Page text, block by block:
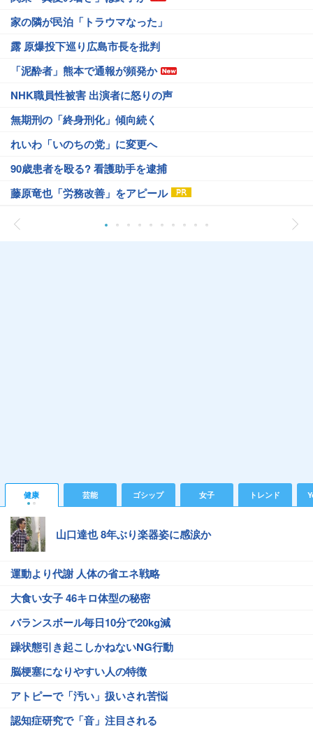
家の隣が民泊「トラウマなった」
露 原爆投下巡り広島市長を批判
「泥酔者」熊本で通報が頻発か
NHK職員性被害 出演者に怒りの声
無期刑の「終身刑化」傾向続く
れいわ「いのちの党」に変更へ
90歳患者を殴る? 看護助手を逮捕
藤原竜也「労務改善」をアピール
健康 芸能 ゴシップ 女子 トレンド
山口達也 8年ぶり楽器姿に感涙か
運動より代謝 人体の省エネ戦略
大食い女子 46キロ体型の秘密
バランスボール毎日10分で20kg減
躁状態引き起こしかねないNG行動
脳梗塞になりやすい人の特徴
アトピーで「汚い」扱いされ苦悩
認知症研究で「音」注目される